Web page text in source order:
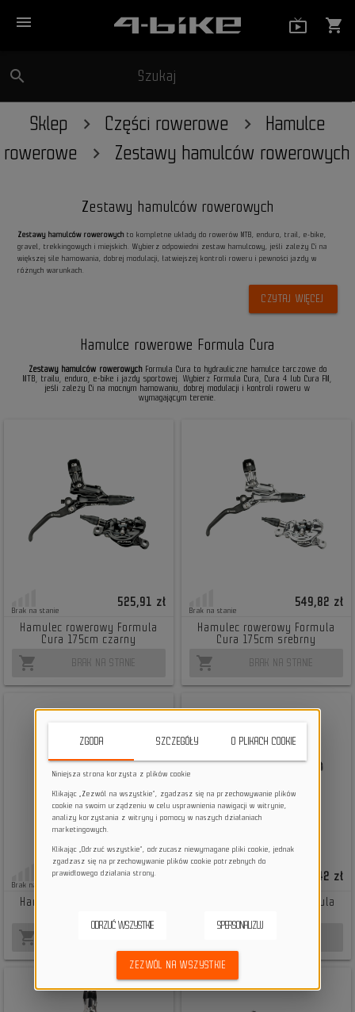
menu shopping_cart
search Szukaj
Sklep Części rowerowe
Hamulce
rowerowe
Zestawy hamulców rowerowych
Zestawy hamulców rowerowych
Zestawy hamulców rowerowych to kompletne układy do rowerów MTB, enduro, trail, e-bike,
gravel, trekkingowych i miejskich. Wybierz odpowiedni zestaw hamulcowy, jeśli zależy Ci na
większej sile hamowania, dobrej modulacji, łatwiejszej kontroli roweru i pewności jazdy w
różnych warunkach.
CZYTAJ WIĘCEJ
Hamulce rowerowe Formula Cura
Zestawy hamulców rowerowychFormula Cura to hydrauliczne hamulce tarczowe do
MTB, trailu, enduro, e-bike i jazdy sportowej. Wybierz Formula Cura, Cura 4 lub Cura FM,
jeśli zależy Ci na mocnym hamowaniu, dobrej modulacji i kontroli roweru w
wymagającym terenie.
Brak na stanie
525,91 zł
Hamulec rowerowy Formula
Cura 175cm czarny
shopping_cart BRAK NA STANIE
Brak na stanie
549,82 zł
Hamulec rowerowy Formula
Cura 175cm srebrny
shopping_cart BRAK NA STANIE
Brak na stanie
679,01 zł
Hamulec rowerowy Formula
shopping_cart
693,42 zł
Hamulec rowerowy Formula
ZGODA SZCZEGÓŁY O PLIKACH COOKIE
Niniejsza strona korzysta z plików cookie
Klikając „Zezwól na wszystkie”, zgadzasz się na przechowywanie plików
cookie na swoim urządzeniu w celu usprawnienia nawigacji w witrynie,
analizy korzystania z witryny i pomocy w naszych działaniach
marketingowych.
Klikając „Odrzuć wszystkie”, odrzucasz niewymagane pliki cookie, jednak
zgadzasz się na przechowywanie plików cookie potrzebnych do
prawidłowego działania strony.
ODRZUĆ WSZYSTKIE SPERSONALIZUJ
ZEZWÓL NA WSZYSTKIE